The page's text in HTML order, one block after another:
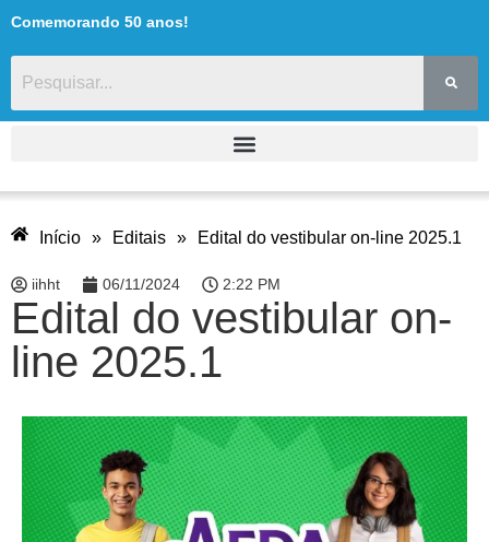
Comemorando 50 anos!
Início » Editais » Edital do vestibular on-line 2025.1
iihht 06/11/2024 2:22 PM
Edital do vestibular on-
line 2025.1